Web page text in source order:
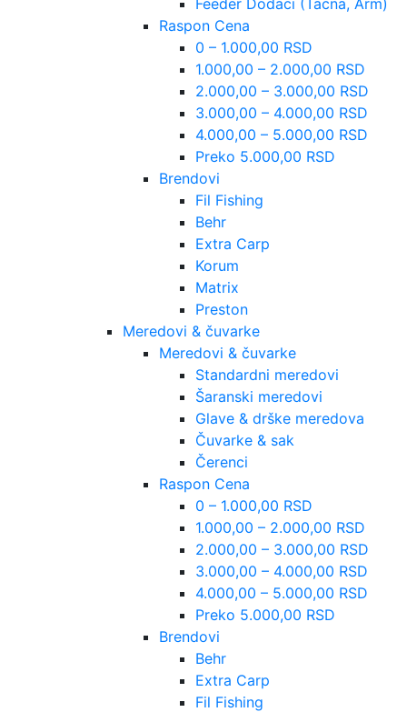
Raspon Cena
0 – 1.000,00 RSD
1.000,00 – 2.000,00 RSD
2.000,00 – 3.000,00 RSD
3.000,00 – 4.000,00 RSD
4.000,00 – 5.000,00 RSD
Preko 5.000,00 RSD
Brendovi
Fil Fishing
Behr
Extra Carp
Korum
Matrix
Preston
Meredovi & čuvarke
Meredovi & čuvarke
Standardni meredovi
Šaranski meredovi
Glave & drške meredova
Čuvarke & sak
Čerenci
Raspon Cena
0 – 1.000,00 RSD
1.000,00 – 2.000,00 RSD
2.000,00 – 3.000,00 RSD
3.000,00 – 4.000,00 RSD
4.000,00 – 5.000,00 RSD
Preko 5.000,00 RSD
Brendovi
Behr
Extra Carp
Fil Fishing